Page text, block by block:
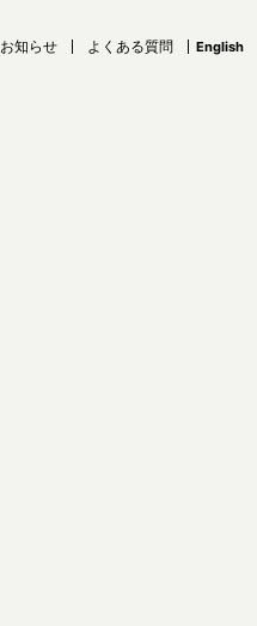
お知らせ よくある質問 English